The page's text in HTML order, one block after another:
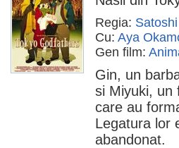
Regia:
Cu: Aya
Gen film:
Gin, un
si Miyuki, un
care au
Legatura lor
abandonat.